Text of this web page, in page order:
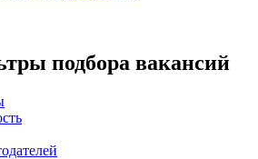
подбора вакансий